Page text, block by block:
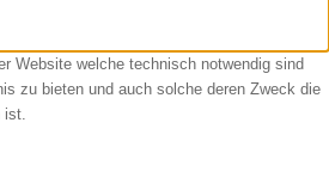
Website welche technisch notwendig sind
zu bieten und auch solche deren Zweck die
ist.